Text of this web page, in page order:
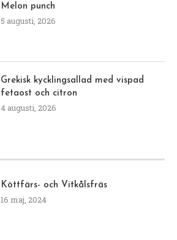
Melon punch
5 augusti, 2026
Grekisk kycklingsallad med vispad
fetaost och citron
4 augusti, 2026
Köttfärs- och Vitkålsfräs
16 maj, 2024